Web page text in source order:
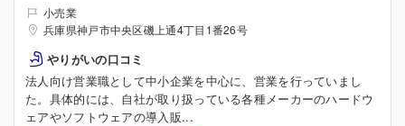
小売業
兵庫県神戸市中央区磯上通4丁目1番26号
やりがいの口コミ
法人向け営業職として中小企業を中心に、営業を行っていまし
た。具体的には、自社が取り扱っている各種メーカーのハードウ
ェアやソフトウェアの導入販...